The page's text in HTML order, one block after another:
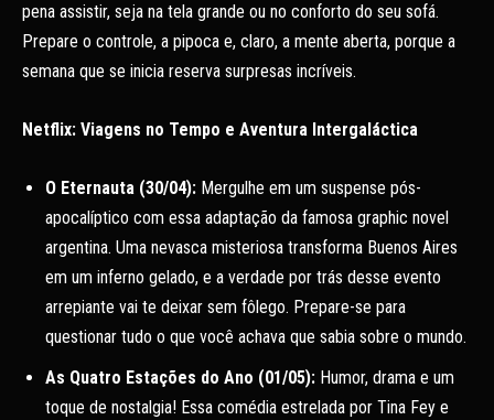
pena assistir, seja na tela grande ou no conforto do seu sofá.
Prepare o controle, a pipoca e, claro, a mente aberta, porque a
semana que se inicia reserva surpresas incríveis.
Netflix: Viagens no Tempo e Aventura Intergaláctica
O Eternauta (30/04): Mergulhe em um suspense pós-
apocalíptico com essa adaptação da famosa graphic novel
argentina. Uma nevasca misteriosa transforma Buenos Aires
em um inferno gelado, e a verdade por trás desse evento
arrepiante vai te deixar sem fôlego. Prepare-se para
questionar tudo o que você achava que sabia sobre o mundo.
As Quatro Estações do Ano (01/05): Humor, drama e um
toque de nostalgia! Essa comédia estrelada por Tina Fey e